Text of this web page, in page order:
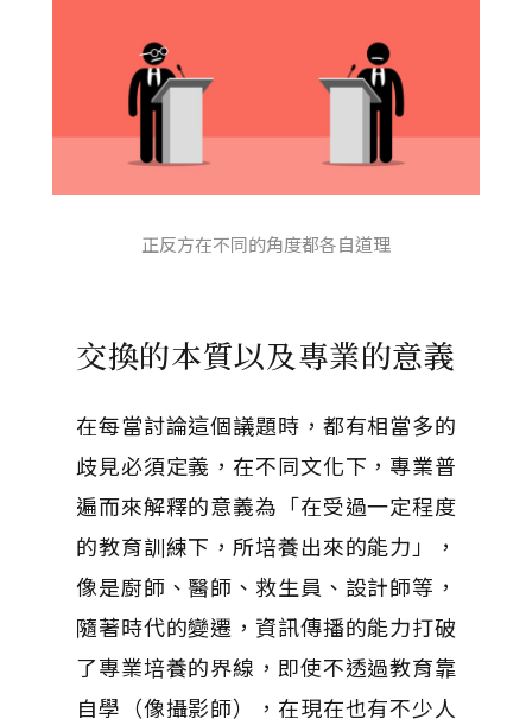
正反方在不同的角度都各自道理
交換的本質以及專業的意義
在每當討論這個議題時，都有相當多的
歧見必須定義，在不同文化下，專業普
遍而來解釋的意義為「在受過一定程度
的教育訓練下，所培養出來的能力」，
像是廚師、醫師、救生員、設計師等，
隨著時代的變遷，資訊傳播的能力打破
了專業培養的界線，即使不透過教育靠
自學（像攝影師），在現在也有不少人